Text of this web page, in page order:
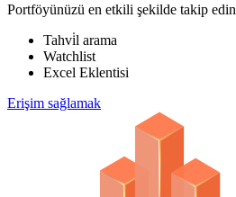
Portföyünüzü en etkili şekilde takip edin
Tahvi̇l arama
Watchlist
Excel Eklentisi
Erişim sağlamak